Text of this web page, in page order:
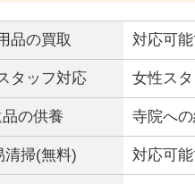
品の買取 対応可能
タッフ対応 女性ス
の供養 寺院へ
清掃(無料) 対応可能